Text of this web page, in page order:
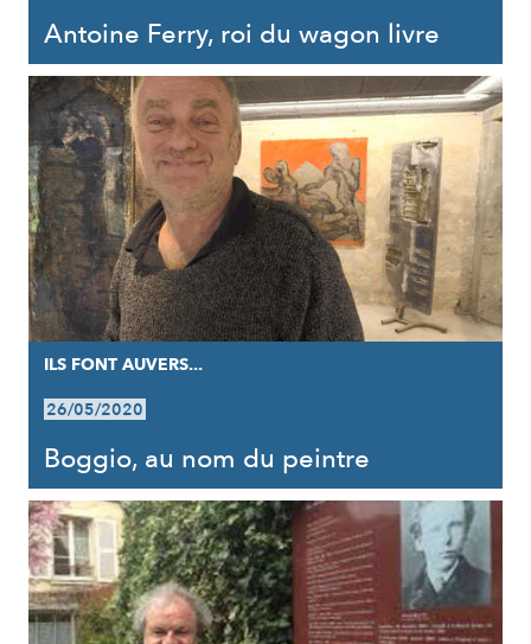
Antoine Ferry, roi du wagon livre
ILS FONT AUVERS...
26/05/2020
Boggio, au nom du peintre